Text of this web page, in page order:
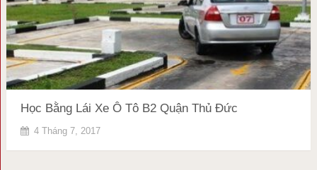
Học Bằng Lái Xe Ô Tô B2 Quận Thủ Đức
4 Tháng 7, 2017